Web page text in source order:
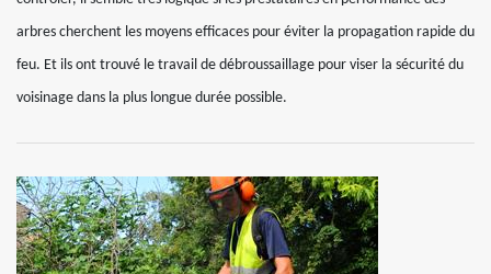
arbres cherchent les moyens efficaces pour éviter la propagation rapide du
feu. Et ils ont trouvé le travail de débroussaillage pour viser la sécurité du
voisinage dans la plus longue durée possible.